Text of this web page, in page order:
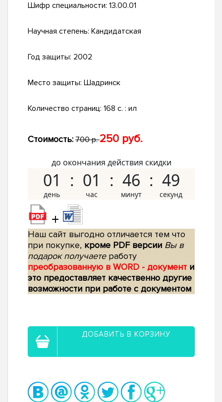
Шифр специальности: 13.00.01
Научная степень: Кандидатская
Год защиты: 2002
Место защиты: Шадринск
Количество страниц: 168 с. : ил
Стоимость: 700 р.250 руб.
до окончания действия скидки
01 01 46 48
+
Наш сайт выгодно отличается тем что
при покупке, кроме PDF версии Вы в
подарок получаетеработу
преобразованную в WORD - документ и
это предоставляет качественно другие
возможности при работе с документом
ДОБАВИТЬ В КОРЗИНУ